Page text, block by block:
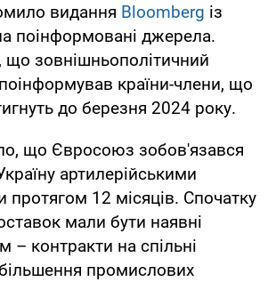
видання Bloomberg із
поінформовані джерела.
що зовнішньополітичний
країни-члени, що
до березня 2024 року.
що Євросоюз зобов'язався
артилерійськими
протягом 12 місяців. Спочатку
мали бути наявні
– контракти на спільні
промислових